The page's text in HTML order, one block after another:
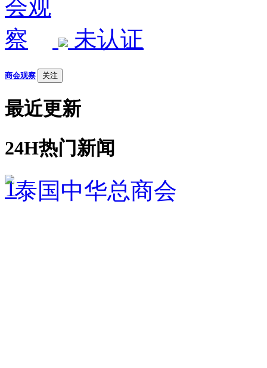
未认证
商会观察 关注
最近更新
24H热门新闻
1